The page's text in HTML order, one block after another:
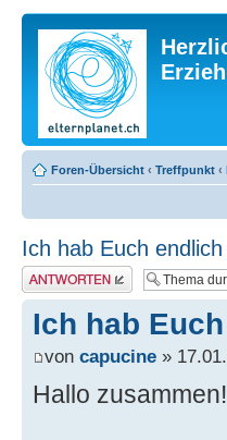
Foren-Übersicht ‹ Treffpunkt ‹
Ich hab Euch
Antwort erstellen
Ich hab
von capucine »
Hallo zusammen!